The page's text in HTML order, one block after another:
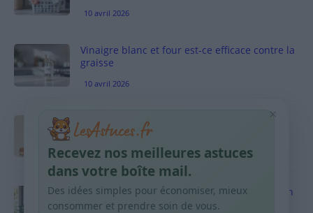
10 avril 2026
Vinaigre blanc et four est-ce efficace contre la
graisse
10 avril 2026
Taches pigmentaires : routine simple +
habitudes qui aident
9 avril 2026
Produits ménagers : comment économiser en
courses sans acheter 10 sprays
×
Recevez nos meilleures astuces
dans votre boîte mail.
Des idées simples pour économiser, mieux
consommer et prendre soin de vous.